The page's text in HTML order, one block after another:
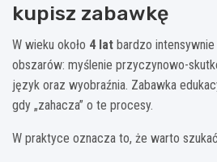
kupisz zabawkę
W wieku około 4 lat bardzo
obszarów: myślenie przyczynowo-
język oraz wyobraźnia. Zabawka
gdy „zahacza” o te procesy.
W praktyce oznacza to, że warto